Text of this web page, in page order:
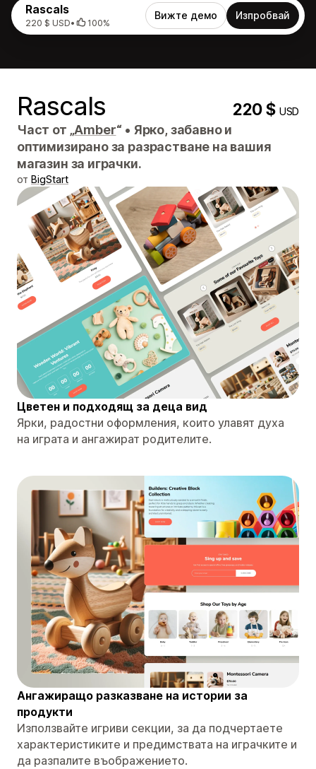
Rascals
220 $ USD• 100%
Вижте демо Изпробвай
Rascals 220 $USD
Част от „Amber“ • Ярко, забавно и
оптимизирано за разрастване на вашия
магазин за играчки.
от BigStart
Цветен и подходящ за деца вид
Ярки, радостни оформления, които улавят духа
на играта и ангажират родителите.
Ангажиращо разказване на истории за
продукти
Използвайте игриви секции, за да подчертаете
характеристиките и предимствата на играчките и
да разпалите въображението.